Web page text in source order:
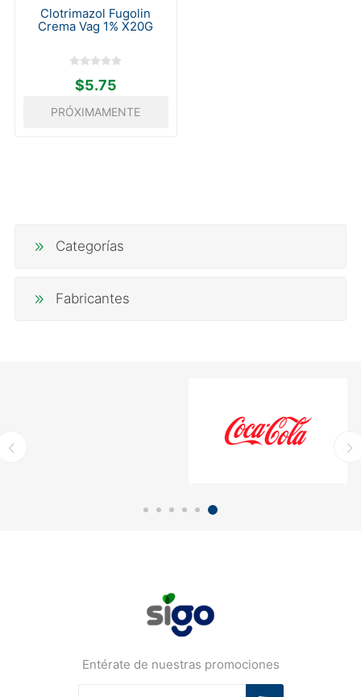
Clotrimazol Fugolin
Crema Vag 1% X20G
$5.75
PRÓXIMAMENTE
Categorías
Fabricantes
Entérate de nuestras promociones